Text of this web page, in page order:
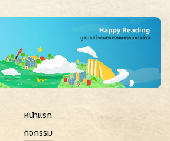
หน้าแรก
กิจกรรม